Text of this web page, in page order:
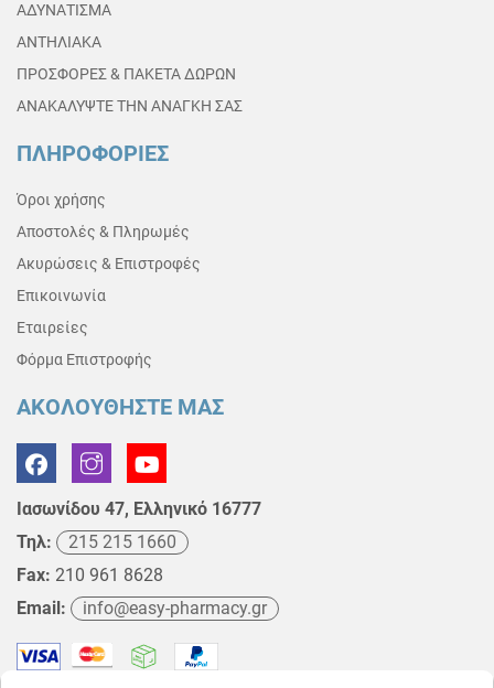
ΑΔΥΝΑΤΙΣΜΑ
ΑΝΤΗΛΙΑΚΑ
ΠΡΟΣΦΟΡΕΣ & ΠΑΚΕΤΑ ΔΩΡΩΝ
ΑΝΑΚΑΛΥΨΤΕ ΤΗΝ ΑΝΑΓΚΗ ΣΑΣ
ΠΛΗΡΟΦΟΡΙΕΣ
Όροι χρήσης
Αποστολές & Πληρωμές
Ακυρώσεις & Επιστροφές
Επικοινωνία
Εταιρείες
Φόρμα Επιστροφής
ΑΚΟΛΟΥΘΗΣΤΕ ΜΑΣ
Ιασωνίδου 47, Ελληνικό 16777
Τηλ:
215 215 1660
Fax: 210 961 8628
Email:
info@easy-pharmacy.gr